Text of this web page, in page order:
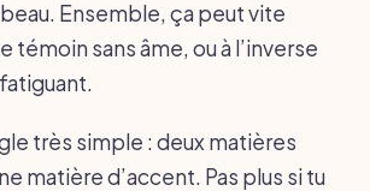
Ensemble, ça peut vite
témoin sans âme, ou à l’inverse
très simple : deux matières
matière d’accent. Pas plus si tu